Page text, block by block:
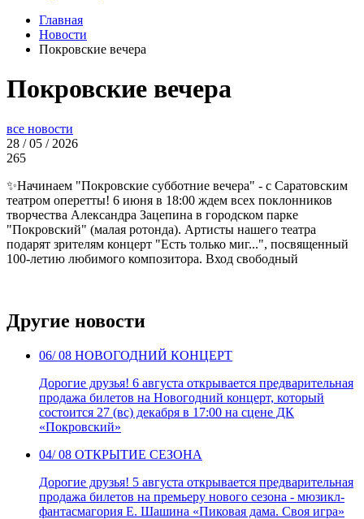
Главная
Новости
Покровские вечера
Покровские вечера
все новости
28 / 05 / 2026
265
✨Начинаем "Покровские субботние вечера" - с Саратовским
театром оперетты! 6 июня в 18:00 ждем всех поклонников
творчества Александра Зацепина в городском парке
"Покровский" (малая ротонда). Артисты нашего театра
подарят зрителям концерт "Есть только миг...", посвященный
100-летию любимого композитора. Вход свободный
Другие новости
06/ 08 НОВОГОДНИЙ КОНЦЕРТ
Дорогие друзья! 6 августа открывается предварительная
продажа билетов на Новогодний концерт, который
состоится 27 (вс) декабря в 17:00 на сцене ДК
«Покровский»
04/ 08 ОТКРЫТИЕ СЕЗОНА
Дорогие друзья! 5 августа открывается предварительная
продажа билетов на премьеру нового сезона - мюзикл-
фантасмагория Е. Шашина «Пиковая дама. Своя игра»